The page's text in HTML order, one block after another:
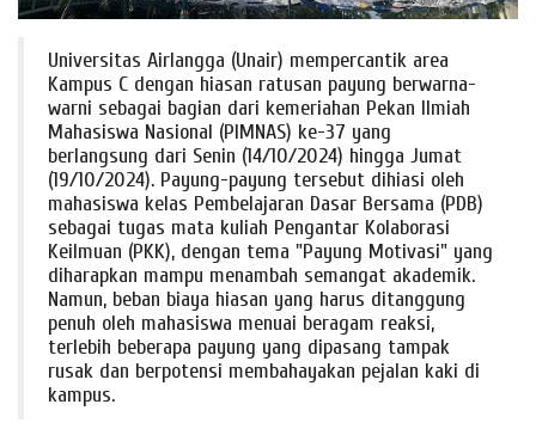
Universitas Airlangga (Unair) mempercantik area
Kampus C dengan hiasan ratusan payung berwarna-
warni sebagai bagian dari kemeriahan Pekan Ilmiah
Mahasiswa Nasional (PIMNAS) ke-37 yang
berlangsung dari Senin (14/10/2024) hingga Jumat
(19/10/2024). Payung-payung tersebut dihiasi oleh
mahasiswa kelas Pembelajaran Dasar Bersama (PDB)
sebagai tugas mata kuliah Pengantar Kolaborasi
Keilmuan (PKK), dengan tema "Payung Motivasi" yang
diharapkan mampu menambah semangat akademik.
Namun, beban biaya hiasan yang harus ditanggung
penuh oleh mahasiswa menuai beragam reaksi,
terlebih beberapa payung yang dipasang tampak
rusak dan berpotensi membahayakan pejalan kaki di
kampus.